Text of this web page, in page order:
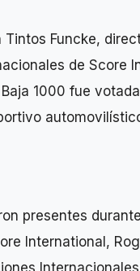
Tintos Funcke,
de Score
1000 fue
presentes
International,